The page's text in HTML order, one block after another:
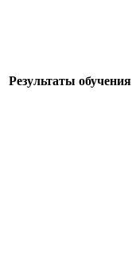
Результаты обучения